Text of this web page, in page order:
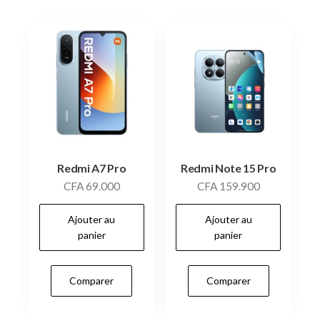
Redmi A7 Pro
CFA69.000
Ajouter au
panier
Comparer
Redmi Note 15 Pro
CFA159.900
Ajouter au
panier
Comparer